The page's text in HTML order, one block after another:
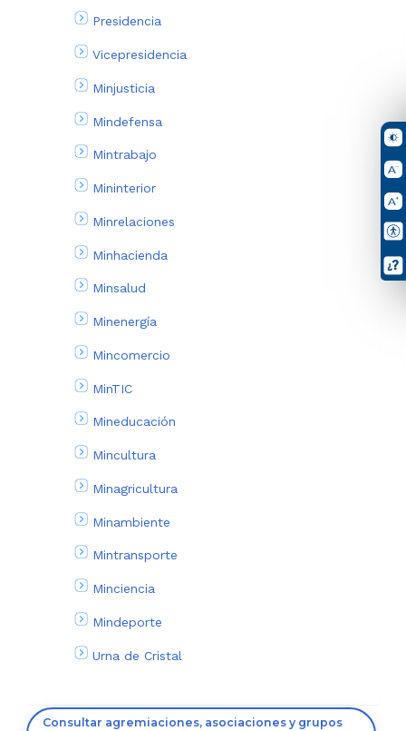
Presidencia
Vicepresidencia
Minjusticia
Mindefensa
Mintrabajo
Mininterior
Minrelaciones
Minhacienda
Minsalud
Minenergía
Mincomercio
MinTIC
Mineducación
Mincultura
Minagricultura
Minambiente
Mintransporte
Minciencia
Mindeporte
Urna de Cristal
Consultar agremiaciones, asociaciones y grupos